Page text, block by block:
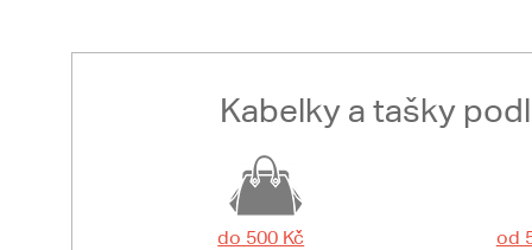
Kabelky a tašky
do 500 Kč od